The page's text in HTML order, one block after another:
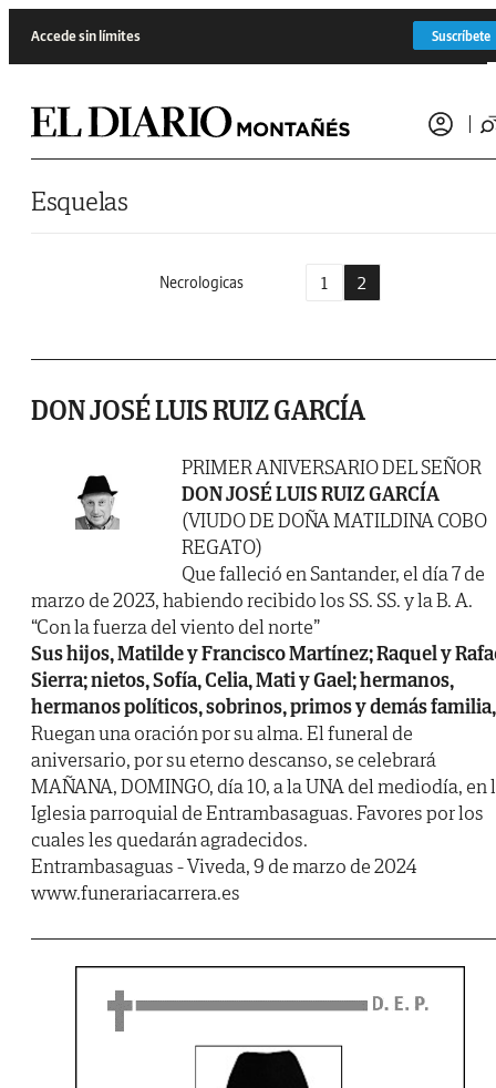
Accede sin límites Suscríbete
Esquelas
Necrologicas 1 2
DON JOSÉ LUIS RUIZ GARCÍA
PRIMER ANIVERSARIO DEL SEÑOR
DON JOSÉ LUIS RUIZ GARCÍA
(VIUDO DE DOÑA MATILDINA COBO
REGATO)
Que falleció en Santander, el día 7 de
marzo de 2023, habiendo recibido los SS. SS. y la B. A.
“Con la fuerza del viento del norte”
Sus hijos, Matilde y Francisco Martínez; Raquel y
Sierra; nietos, Sofía, Celia, Mati y Gael; hermanos,
hermanos políticos, sobrinos, primos y demás familia,
Ruegan una oración por su alma. El funeral de
aniversario, por su eterno descanso, se celebrará
MAÑANA, DOMINGO, día 10, a la UNA del mediodía, en
Iglesia parroquial de Entrambasaguas. Favores por los
cuales les quedarán agradecidos.
Entrambasaguas - Viveda, 9 de marzo de 2024
www.funerariacarrera.es